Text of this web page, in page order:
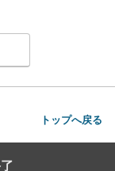
トップへ戻る